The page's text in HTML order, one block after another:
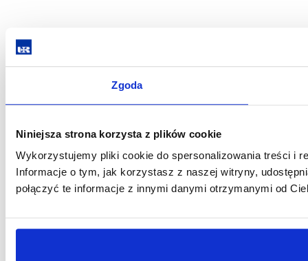
Zgoda
Niniejsza strona korzysta z plików cookie
Wykorzystujemy pliki cookie do spersonalizowania treści i
Informacje o tym, jak korzystasz z naszej witryny,
połączyć te informacje z innymi danymi otrzymanymi od